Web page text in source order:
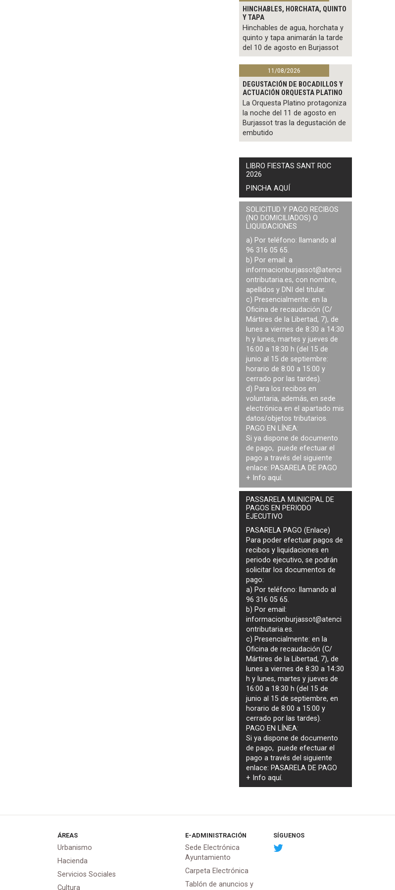
HINCHABLES, HORCHATA, QUINTO
Y TAPA
Hinchables de agua, horchata y
quinto y tapa animarán la tarde
del 10 de agosto en Burjassot
11/08/2026
DEGUSTACIÓN DE BOCADILLOS Y
ACTUACIÓN ORQUESTA PLATINO
La Orquesta Platino protagoniza
la noche del 11 de agosto en
Burjassot tras la degustación de
embutido
LIBRO FIESTAS SANT ROC
2026
PINCHA AQUÍ
SOLICITUD Y PAGO RECIBOS
(NO DOMICILIADOS) O
LIQUIDACIONES
a) Por teléfono: llamando al
96 316 05 65.
b) Por email: a
informacionburjassot@atenci
ontributaria.es, con nombre,
apellidos y DNI del titular.
c) Presencialmente: en la
Oficina de recaudación (C/
Mártires de la Libertad, 7), de
lunes a viernes de 8:30 a 14:30
h y lunes, martes y jueves de
16:00 a 18:30 h (del 15 de
junio al 15 de septiembre:
horario de 8:00 a 15:00 y
cerrado por las tardes).
d) Para los recibos en
voluntaria, además, en sede
electrónica en el apartado mis
datos/objetos tributarios.
PAGO EN LÍNEA:
Si ya dispone de documento
de pago, puede efectuar el
pago a través del siguiente
enlace: PASARELA DE PAGO
+ Info aquí.
PASSARELA MUNICIPAL DE
PAGOS EN PERIODO
EJECUTIVO
PASARELA PAGO (Enlace)
Para poder efectuar pagos de
recibos y liquidaciones en
periodo ejecutivo, se podrán
solicitar los documentos de
pago:
a) Por teléfono: llamando al
96 316 05 65.
b) Por email:
informacionburjassot@atenci
ontributaria.es.
c) Presencialmente: en la
Oficina de recaudación (C/
Mártires de la Libertad, 7), de
lunes a viernes de 8:30 a 14:30
h y lunes, martes y jueves de
16:00 a 18:30 h (del 15 de
junio al 15 de septiembre, en
horario de 8:00 a 15:00 y
cerrado por las tardes).
PAGO EN LÍNEA:
Si ya dispone de documento
de pago, puede efectuar el
pago a través del siguiente
enlace: PASARELA DE PAGO
+ Infoaquí.
ÁREAS
Urbanismo
Hacienda
Servicios Sociales
Cultura
E-ADMINISTRACIÓN
Sede Electrónica
Ayuntamiento
Carpeta Electrónica
Tablón de anuncios y
SÍGUENOS